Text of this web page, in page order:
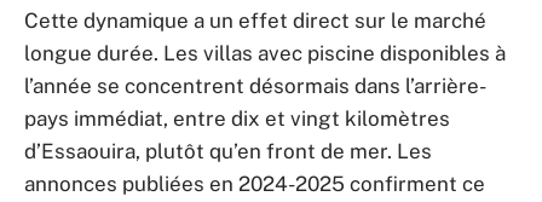
Cette dynamique a un effet direct sur le marché
longue durée. Les villas avec piscine disponibles à
l’année se concentrent désormais dans l’arrière-
pays immédiat, entre dix et vingt kilomètres
d’Essaouira, plutôt qu’en front de mer. Les
annonces publiées en 2024-2025 confirment ce